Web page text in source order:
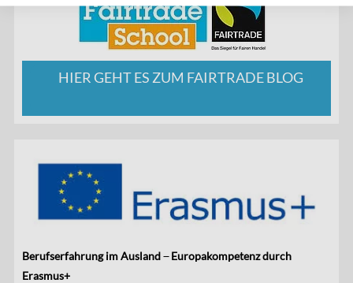
HIER GEHT ES ZUM FAIRTRADE BLOG
Berufserfahrung im Ausland ̶ Europakompetenz durch
Erasmus+